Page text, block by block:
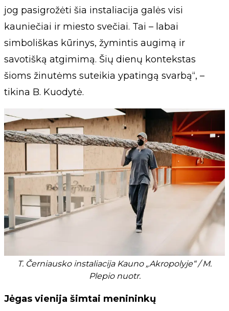
jog pasigrožėti šia instaliacija galės visi
kauniečiai ir miesto svečiai. Tai – labai
simboliškas kūrinys, žymintis augimą ir
savotišką atgimimą. Šių dienų kontekstas
šioms žinutėms suteikia ypatingą svarbą“, –
tikina B. Kuodytė.
T. Černiausko instaliacija Kauno „Akropolyje“ / M.
Plepio nuotr.
Jėgas vienija šimtai menininkų